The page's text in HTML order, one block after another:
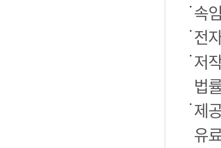
속
전
저
법
제
유